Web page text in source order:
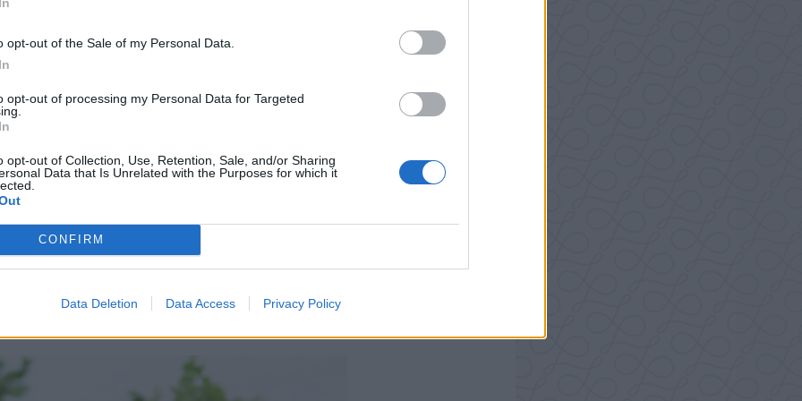
opt-out of the Sale of my Personal Data.
opt-out of processing my Personal Data for Targeted
opt-out of Collection, Use, Retention, Sale, and/or Sharing
Data that Is Unrelated with the Purposes for which it
CONFIRM
Data Deletion Data Access Privacy Policy
till 4 bitar:
4 kycklingfileer
soltorkad tomat
1 dl färskost
Gör så här:
och skär ett snitt i dem på tvären.
ihop med färskosten. Fyll filéerna med röran
dem. Grilla dem eller tillaga dem i ugnen
ugnsfast form & ställ in i mitten av ugnen i
är klar ( längre eller kortare